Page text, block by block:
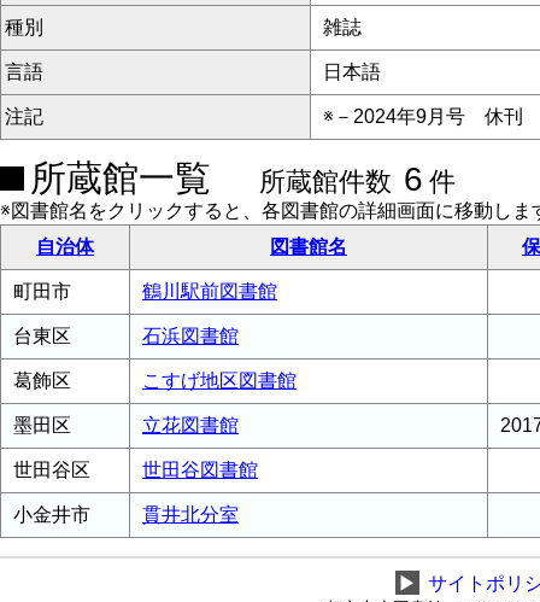
種別 雑誌
言語 日本語
注記 ※－2024年9月号 休刊
所蔵館一覧 所蔵館件数 6 件
※図書館名をクリックすると、各図書館の詳細画面に移動しま
自治体
図書館名
町田市 鶴川駅前図書館
台東区 石浜図書館
葛飾区 こすげ地区図書館
墨田区 立花図書館
世田谷区 世田谷図書館
小金井市 貫井北分室
▶ サイトポリ